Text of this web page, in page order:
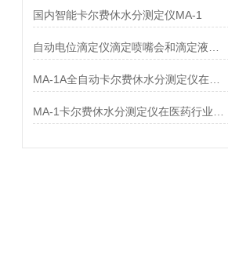
国内智能卡尔费休水分测定仪MA-1